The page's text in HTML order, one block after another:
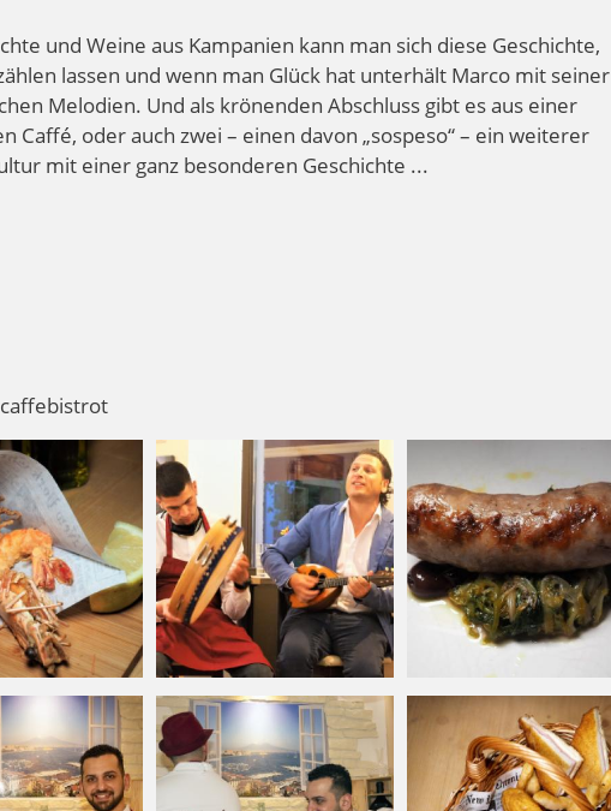
und Weine aus Kampanien kann man sich diese Geschichte,
lassen und wenn man Glück hat unterhält Marco mit seiner
Melodien. Und als krönenden Abschluss gibt es aus einer
Caffé, oder auch zwei – einen davon „sospeso“ – ein weiterer
mit einer ganz besonderen Geschichte ...